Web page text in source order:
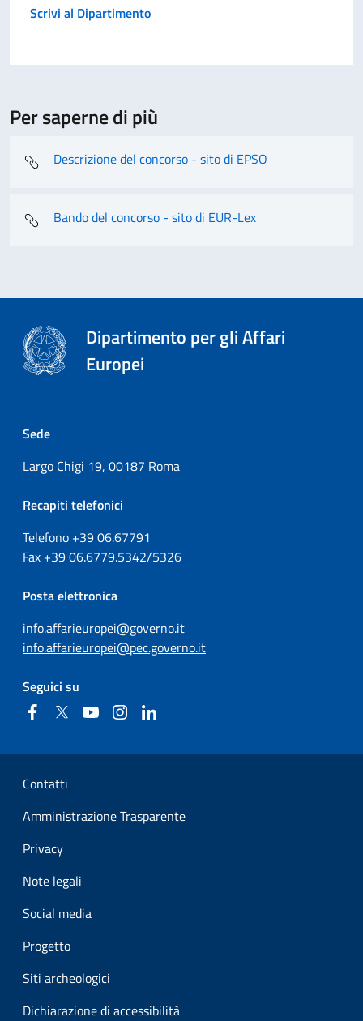
Scrivi al Dipartimento
Per saperne di più
Descrizione del concorso - sito di EPSO
Bando del concorso - sito di EUR-Lex
Dipartimento per gli Affari
Europei
Sede
Largo Chigi 19, 00187 Roma
Recapiti telefonici
Telefono +3906.67791
Fax +3906.6779.5342/5326
Posta elettronica
info.affarieuropei@governo.it
info.affarieuropei@pec.governo.it
Seguici su
FacebookTwitter YouTubeInstagram
Sezione Link Utili
Contatti
Amministrazione Trasparente
Privacy
Note legali
Social media
Progetto
Siti archeologici
Dichiarazione di accessibilità